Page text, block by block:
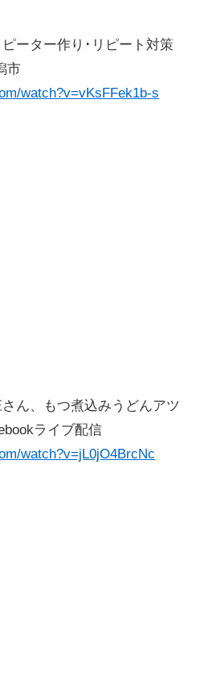
ーター作り･リピート対策
市
watch?v=vKsFFek1b-s
さん、もつ煮込みうどんアツ
ライブ配信
watch?v=jL0jO4BrcNc